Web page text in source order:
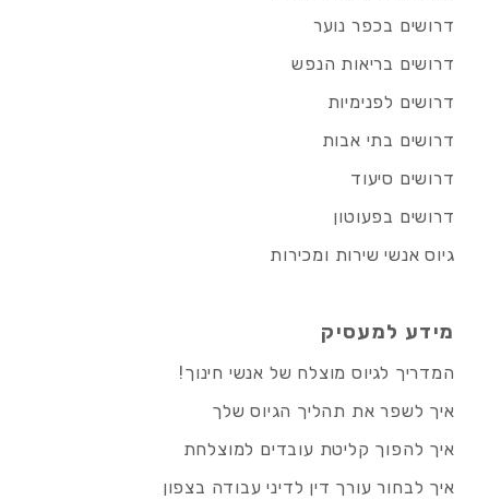
דרושים בכפר נוער
דרושים בריאות הנפש
דרושים לפנימיות
דרושים בתי אבות
דרושים סיעוד
דרושים בפעוטון
גיוס אנשי שירות ומכירות
מידע למעסיק
המדריך לגיוס מוצלח של אנשי חינוך!
איך לשפר את תהליך הגיוס שלך
איך להפוך קליטת עובדים למוצלחת
איך לבחור עורך דין לדיני עבודה בצפון